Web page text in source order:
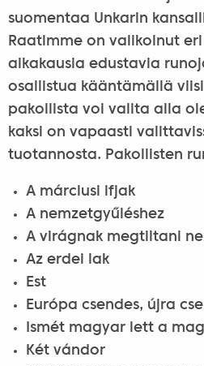
suomentaa Unkarin
Raatimme on valikoinut
aikakausia edustavia
osallistua kääntämällä
pakollista voi valita alla
kaksi on vapaasti
tuotannosta. Pakollisten
A márciusi ifjak
A nemzetgyűléshez
A virágnak megtiltani
Az erdei lak
Est
Európa csendes, újra
Ismét magyar lett a
Két vándor